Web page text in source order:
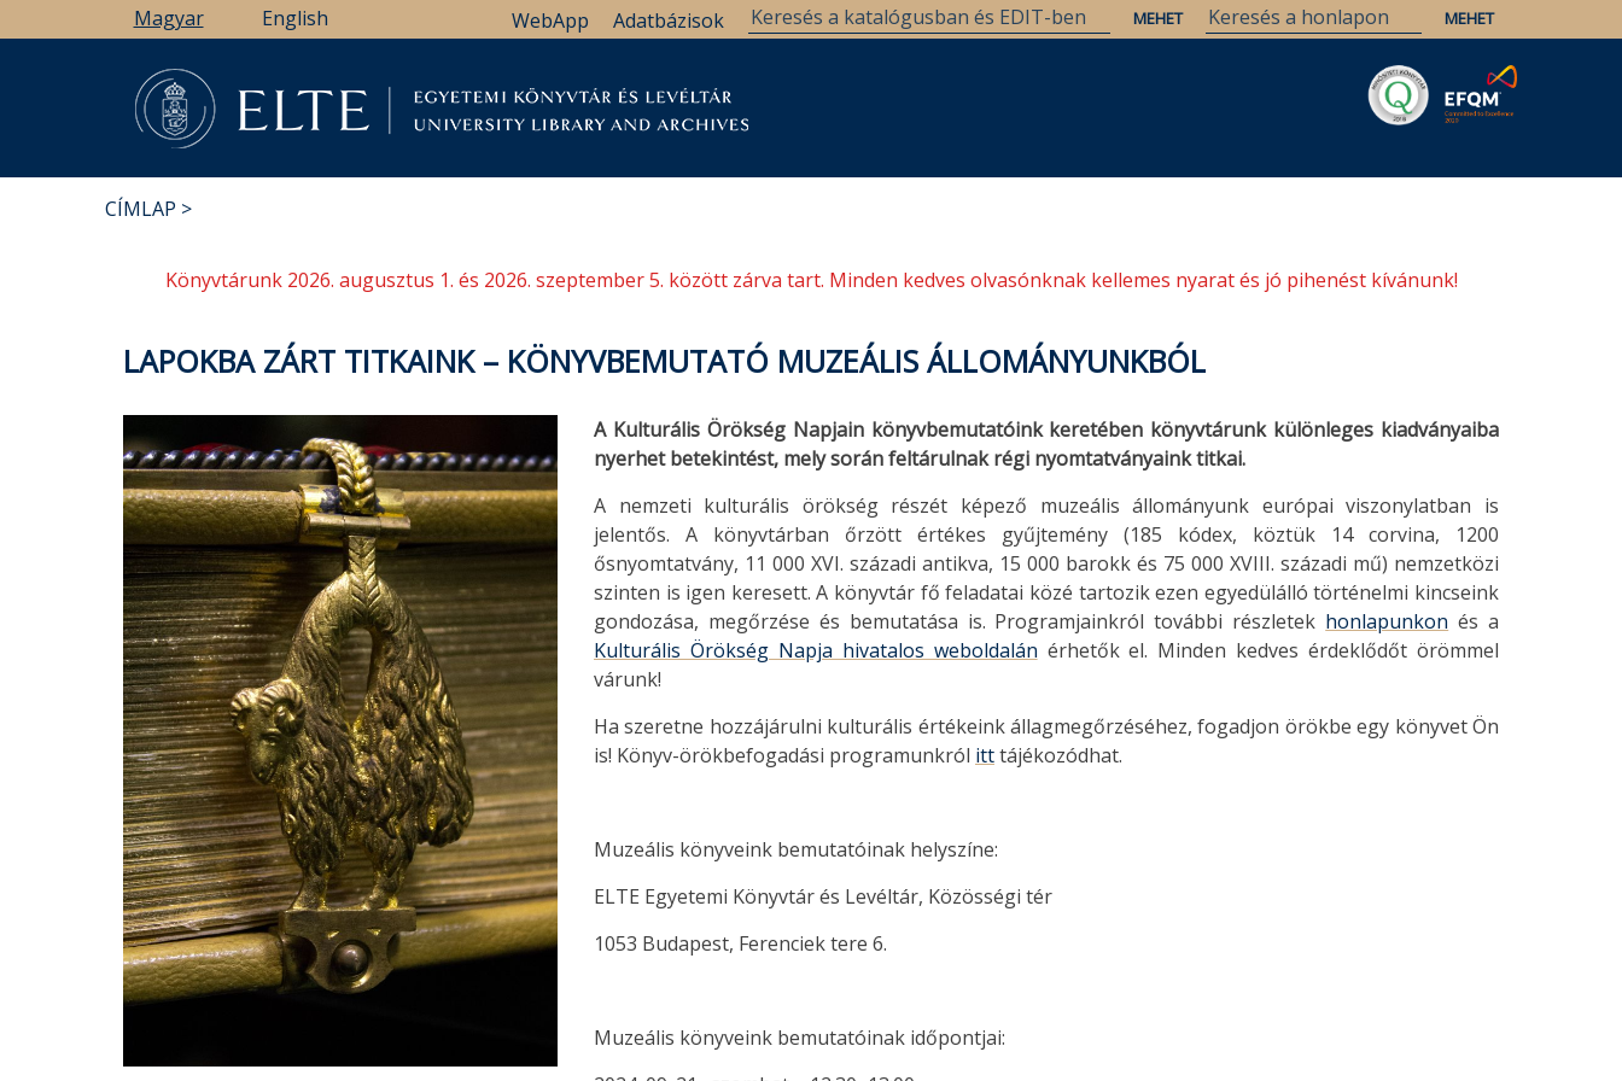
a
Magyar English Adatbázisok
WebApp
CÍMLAP
Könyvtárunk 2026. augusztus 1. és 2026. szeptember 5. között zárva tart. Minden kedves olvasónknak kellemes nyarat és jó pihenést kívánunk!
LAPOKBA ZÁRT TITKAINK – KÖNYVBEMUTATÓ MUZEÁLIS ÁLLOMÁNYUNKBÓL
A Kulturális Örökség Napjain könyvbemutatóink keretében könyvtárunk különleges kiadványaiba
nyerhet betekintést, mely során feltárulnak régi nyomtatványaink titkai.
A nemzeti kulturális örökség részét képező muzeális állományunk európai viszonylatban is
jelentős. A könyvtárban őrzött értékes gyűjtemény (185 kódex, köztük 14 corvina, 1200
ősnyomtatvány, 11 000 XVI. századi antikva, 15 000 barokk és 75 000 XVIII. századi mű) nemzetközi
szinten is igen keresett. A könyvtár fő feladatai közé tartozik ezen egyedülálló történelmi kincseink
gondozása, megőrzése és bemutatása is. Programjainkról további részletek honlapunkon és a
Kulturális Örökség Napja hivatalos weboldalán érhetők el. Minden kedves érdeklődőt örömmel
várunk!
Ha szeretne hozzájárulni kulturális értékeink állagmegőrzéséhez, fogadjon örökbe egy könyvet Ön
is! Könyv-örökbefogadási programunkról itttájékozódhat.
Muzeális könyveink bemutatóinak helyszíne:
ELTE Egyetemi Könyvtár és Levéltár, Közösségi tér
1053 Budapest, Ferenciek tere 6.
Muzeális könyveink bemutatóinak időpontjai: